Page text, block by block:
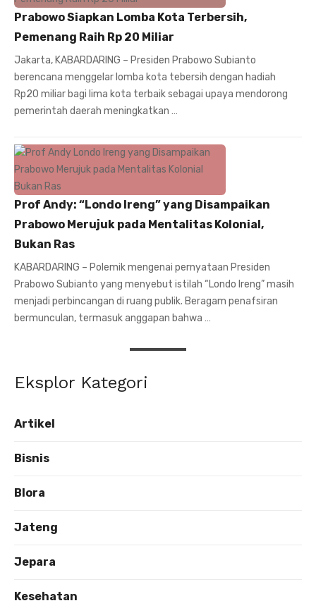
Prabowo Siapkan Lomba Kota Terbersih,
Pemenang Raih Rp 20 Miliar
Jakarta, KABARDARING – Presiden Prabowo Subianto
berencana menggelar lomba kota tebersih dengan hadiah
Rp20 miliar bagi lima kota terbaik sebagai upaya mendorong
pemerintah daerah meningkatkan …
Prof Andy: “Londo Ireng” yang Disampaikan
Prabowo Merujuk pada Mentalitas Kolonial,
Bukan Ras
KABARDARING – Polemik mengenai pernyataan Presiden
Prabowo Subianto yang menyebut istilah “Londo Ireng” masih
menjadi perbincangan di ruang publik. Beragam penafsiran
bermunculan, termasuk anggapan bahwa …
Eksplor Kategori
Artikel
Bisnis
Blora
Jateng
Jepara
Kesehatan